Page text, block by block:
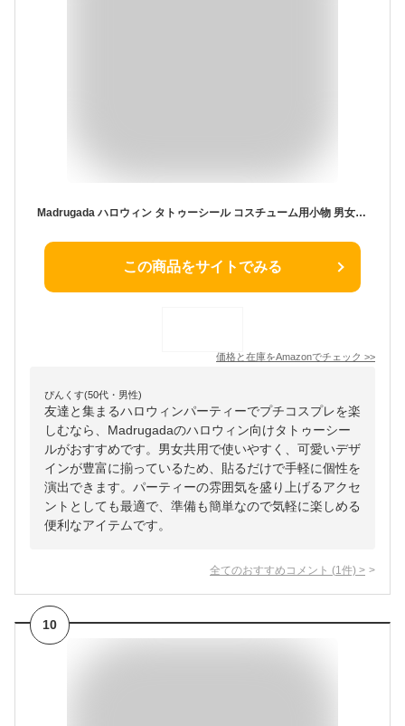
Madrugada ハロウィン タトゥーシール コスチューム用小物 男女共用 S381
この商品をサイトでみる
価格と在庫をAmazonでチェック >>
ぴんくす(50代・男性)
友達と集まるハロウィンパーティーでプチコスプレを楽
しむなら、Madrugadaのハロウィン向けタトゥーシー
ルがおすすめです。男女共用で使いやすく、可愛いデザ
インが豊富に揃っているため、貼るだけで手軽に個性を
演出できます。パーティーの雰囲気を盛り上げるアクセ
ントとしても最適で、準備も簡単なので気軽に楽しめる
便利なアイテムです。
全てのおすすめコメント (1 件) >
10